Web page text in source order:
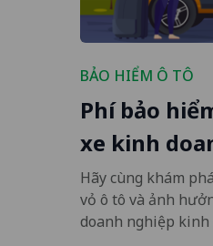
BẢO HIỂM Ô TÔ
Phí bảo
xe kinh
Hãy cùng khám
vỏ ô tô và ảnh
doanh nghiệp